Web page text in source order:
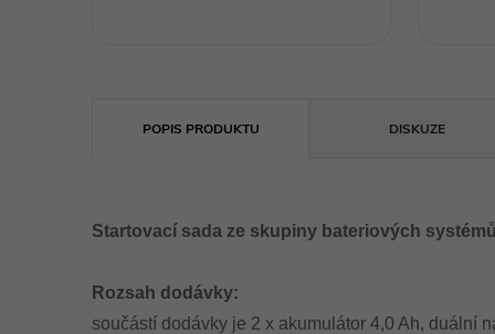
POPIS PRODUKTU DISKUZE
Startovací sada ze skupiny bateriových systémů
Rozsah dodávky:
součástí dodávky je 2 x akumulátor 4,0 Ah, duální